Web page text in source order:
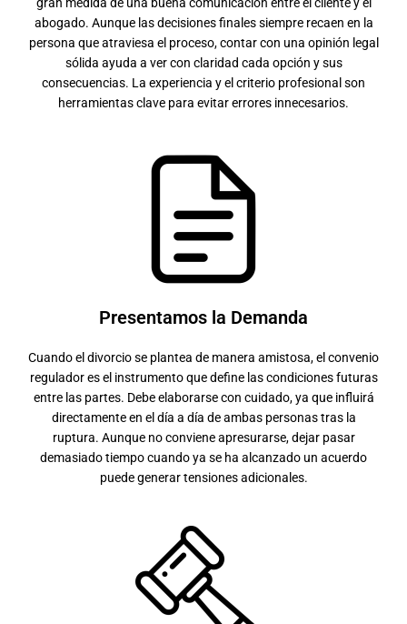
abogado. Aunque las decisiones finales siempre recaen en la
persona que atraviesa el proceso, contar con una opinión legal
sólida ayuda a ver con claridad cada opción y sus
consecuencias. La experiencia y el criterio profesional son
herramientas clave para evitar errores innecesarios.
Presentamos la Demanda
Cuando el divorcio se plantea de manera amistosa, el convenio
regulador es el instrumento que define las condiciones futuras
entre las partes. Debe elaborarse con cuidado, ya que influirá
directamente en el día a día de ambas personas tras la
ruptura. Aunque no conviene apresurarse, dejar pasar
demasiado tiempo cuando ya se ha alcanzado un acuerdo
puede generar tensiones adicionales.